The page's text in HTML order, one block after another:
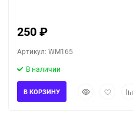
250₽
Артикул: WM165
В наличии
БыстрыйДобавить
В КОРЗИНУ